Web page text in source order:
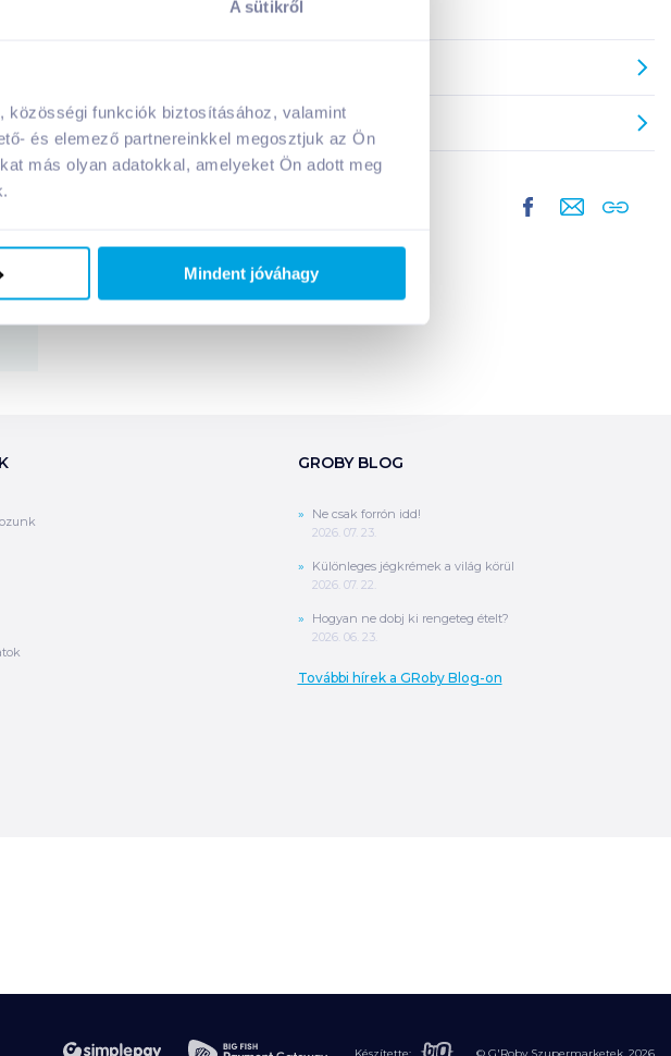
A sütikről
közösségi funkciók biztosításához, valamint
és elemező partnereinkkel megosztjuk az Ön
más olyan adatokkal, amelyeket Ön adott meg
Mindent jóváhagy
költséget nem tartalmazza. További
GROBY BLOG
Ne csak forrón idd!
2026. 07. 23.
Különleges jégkrémek a világ körül
2026. 07. 22.
Hogyan ne dobj ki rengeteg ételt?
2026. 06. 23.
További hírek a GRoby Blog-on
Készítette: © G'Roby Szupermarketek, 2026